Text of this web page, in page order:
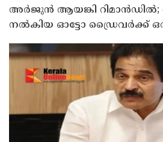
അര്‍ജുന്‍ ആയങ്കി റിമാന്‍ഡില്‍;
നൽകിയ ഓട്ടോ ഡ്രൈവർക്ക്